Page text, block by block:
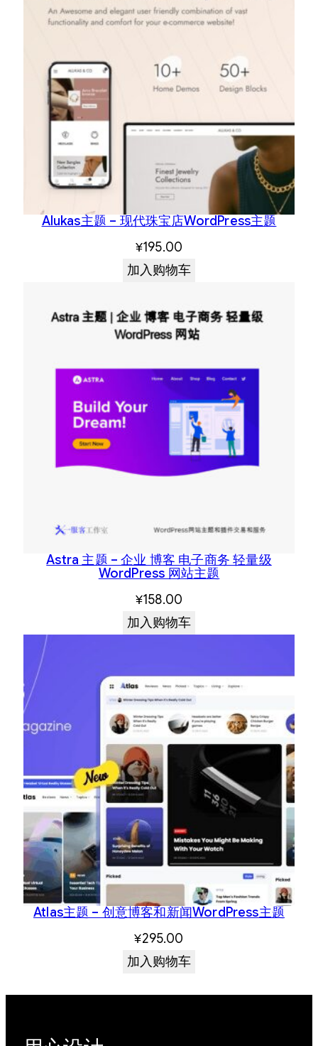
Alukas主题 – 现代珠宝店WordPress主题
¥195.00
加入购物车
Astra 主题 – 企业 博客 电子商务 轻量级
WordPress 网站主题
¥158.00
加入购物车
Atlas主题 – 创意博客和新闻WordPress主题
¥295.00
加入购物车